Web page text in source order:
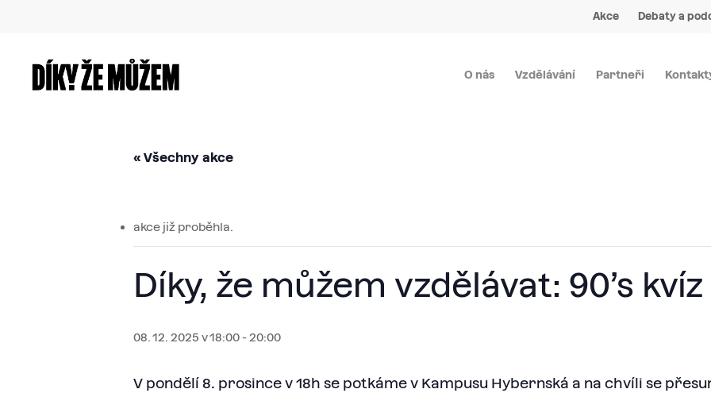
content
Akce Debaty a
O nás Vzdělávání Partneři
« Všechny akce
akce již proběhla.
Díky, že můžem vzdělávat: 90’s kvíz
08. 12. 2025 v 18:00-20:00
V pondělí 8. prosince v 18h se potkáme v Kampusu Hybernská a na chvíli se